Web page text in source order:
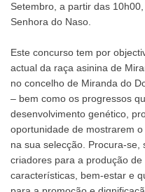
Setembro, a partir das
Senhora do Naso.
Este concurso tem por
actual da raça asinina de
no concelho de Miranda do
– bem como os progressos
desenvolvimento genético,
oportunidade de mostrarem
na sua selecção. Procura-
criadores para a produção
características, bem-estar e